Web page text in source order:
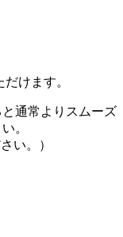
けます。
通常よりスムーズ
。
い。）